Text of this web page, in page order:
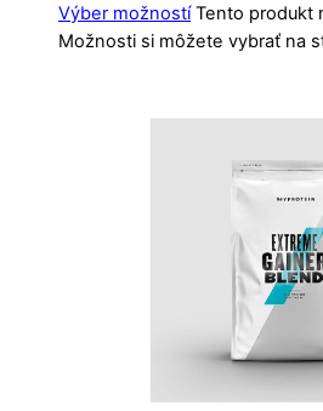
Výber možností Tento produkt
Možnosti si môžete vybrať na